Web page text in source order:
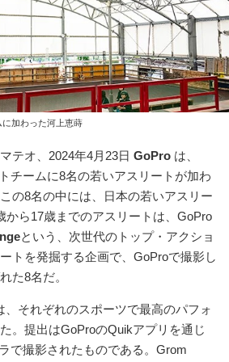
加わった河上恵蒔
テオ、2024年4月23日 GoPro は、
チームに8名の若いアスリートが加わ
の8名の中には、日本の若いアスリー
から17歳までのアスリートは、GoPro
という、次世代のトップ・アクショ
トを発掘する企画で、GoProで撮影し
た8名だ。
それぞれのスポーツで最高のパフォ
。提出はGoProのQuikアプリを通じ
で撮影されたものである。Grom